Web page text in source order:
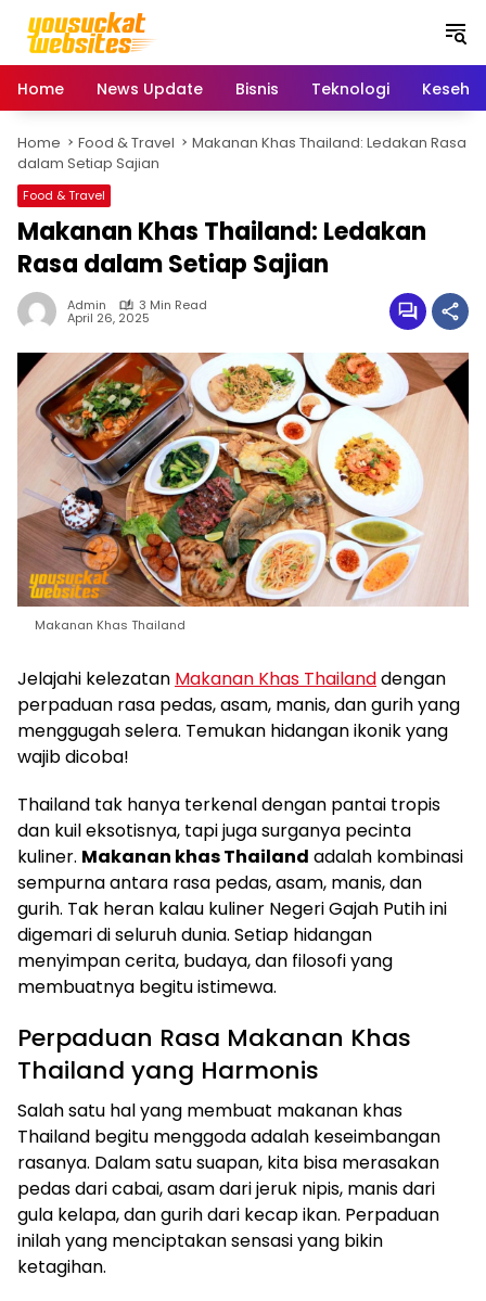
Home News Update Bisnis Teknologi
Home Food & Travel
Makanan Khas Thailand: Ledakan Rasa
dalam Setiap Sajian
Food & Travel
Makanan Khas Thailand: Ledakan
Rasa dalam Setiap Sajian
Admin 3 Min Read
April 26, 2025
Makanan Khas Thailand
Jelajahi kelezatan Makanan Khas Thailanddengan
perpaduan rasa pedas, asam, manis, dan gurih yang
menggugah selera. Temukan hidangan ikonik yang
wajib dicoba!
Thailand tak hanya terkenal dengan pantai tropis
dan kuil eksotisnya, tapi juga surganya pecinta
kuliner. Makanan khas Thailand adalah kombinasi
sempurna antara rasa pedas, asam, manis, dan
gurih. Tak heran kalau kuliner Negeri Gajah Putih ini
digemari di seluruh dunia. Setiap hidangan
menyimpan cerita, budaya, dan filosofi yang
membuatnya begitu istimewa.
Perpaduan Rasa Makanan Khas
Thailand yang Harmonis
Salah satu hal yang membuat makanan khas
Thailand begitu menggoda adalah keseimbangan
rasanya. Dalam satu suapan, kita bisa merasakan
pedas dari cabai, asam dari jeruk nipis, manis dari
gula kelapa, dan gurih dari kecap ikan. Perpaduan
inilah yang menciptakan sensasi yang bikin
ketagihan.